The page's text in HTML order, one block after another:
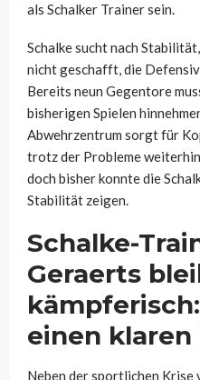
als Schalker Trainer sein.
Schalke sucht nach
nicht geschafft, die
Bereits neun Gegentore
bisherigen Spielen
Abwehrzentrum sorgt für
trotz der Probleme
doch bisher konnte die
Stabilität zeigen.
Schalke-
Geraerts
einen klaren
Neben der sportlichen Krise